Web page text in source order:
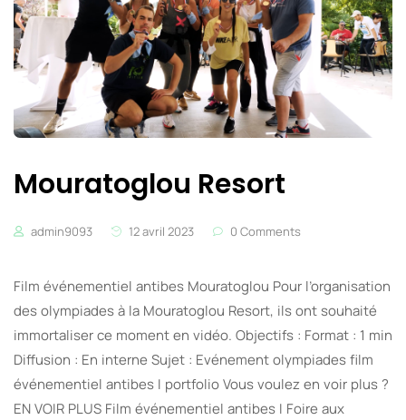
Mouratoglou Resort
admin9093 12 avril 2023 0 Comments
Film événementiel antibes Mouratoglou Pour l’organisation
des olympiades à la Mouratoglou Resort, ils ont souhaité
immortaliser ce moment en vidéo. Objectifs : Format : 1 min
Diffusion : En interne Sujet : Evénement olympiades film
événementiel antibes I portfolio Vous voulez en voir plus ?
EN VOIR PLUS Film événementiel antibes I Foire aux